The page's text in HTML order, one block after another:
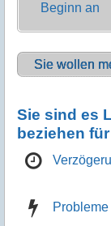
Beginn an
Sie wollen
Sie sind es
beziehen